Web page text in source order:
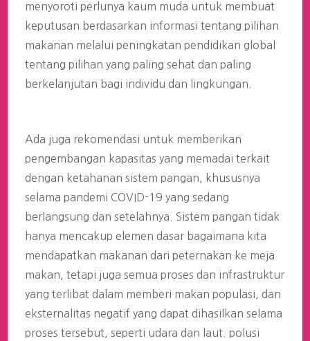
menyoroti perlunya kaum muda untuk membuat
keputusan berdasarkan informasi tentang pilihan
makanan melalui peningkatan pendidikan global
tentang pilihan yang paling sehat dan paling
berkelanjutan bagi individu dan lingkungan.
Ada juga rekomendasi untuk memberikan
pengembangan kapasitas yang memadai terkait
dengan ketahanan sistem pangan, khususnya
selama pandemi COVID-19 yang sedang
berlangsung dan setelahnya. Sistem pangan tidak
hanya mencakup elemen dasar bagaimana kita
mendapatkan makanan dari peternakan ke meja
makan, tetapi juga semua proses dan infrastruktur
yang terlibat dalam memberi makan populasi, dan
eksternalitas negatif yang dapat dihasilkan selama
proses tersebut, seperti udara dan laut. polusi